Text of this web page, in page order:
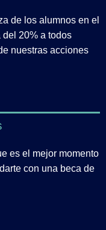
de los alumnos en el
del 20% a todos
nuestras acciones
es el mejor momento
con una beca de